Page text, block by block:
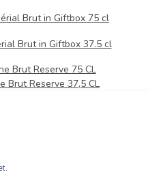
Brut in Giftbox 75 cl
Brut in Giftbox 37.5 cl
Brut Reserve 75 CL
Brut Reserve 37,5 CL